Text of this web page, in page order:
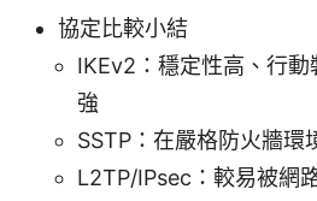
協定比較小結
IKEv2：穩定性高、行
強
SSTP：在嚴格防火牆環
L2TP/IPsec：較易被網